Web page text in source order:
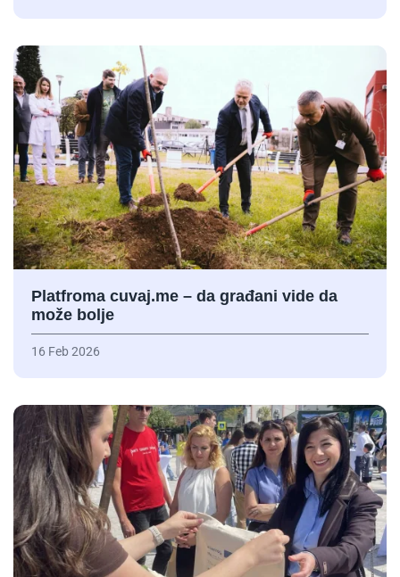
Platfroma cuvaj.me – da građani vide da
može bolje
16 Feb 2026